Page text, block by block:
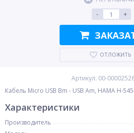
-
+
ОТЛОЖИТЬ
Артикул: 00-
Кабель Micro USB Bm - USB Am, HAMA H-
Характеристики
Производитель